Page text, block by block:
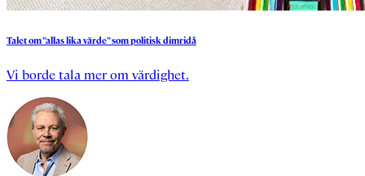
Taletom”allaslikavärde”sompolitiskdimridå
Vi borde tala mer om värdighet.